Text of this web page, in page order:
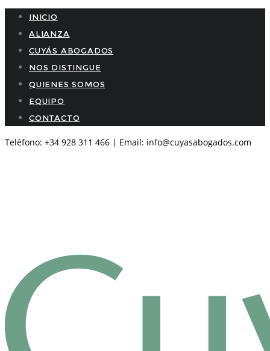
INICIO
ALIANZA
CUYÁS ABOGADOS
NOS DISTINGUE
QUIENES SOMOS
EQUIPO
CONTACTO
Teléfono: +34 928 311 466 | Email: info@cuyasabogados.com